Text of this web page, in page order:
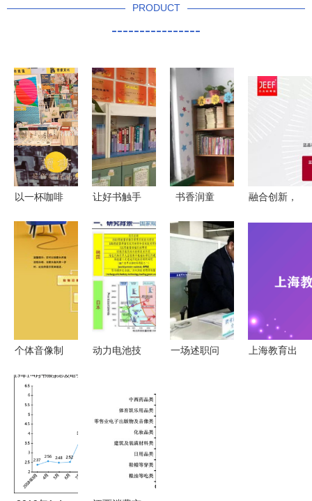
PRODUCT
----------------
以一杯咖啡
场书香盛宴
2020郎园
图书市集开
让好书触手
北方工业大
学附属学校
班级图书角
建设
书香润童
成长——邓
州市城区一
小“班级最
美图书
角”评选活
动侧记
融合创新，
服务中心成
国好产品相
亲会”，赋
个体音像制
租店中的图
书经营策略
动力电池技
能量心脏与
报刊零售的
跨界思考
一场述职问
上海教育出